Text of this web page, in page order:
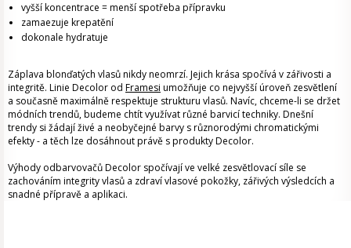
vyšší koncentrace = menší spotřeba přípravku
zamaezuje krepatění
dokonale hydratuje
Záplava blonďatých vlasů nikdy neomrzí. Jejich krása spočívá v zářivosti a
integritě. Linie Decolor od Framesi umožňuje co nejvyšší úroveň zesvětlení
a současně maximálně respektuje strukturu vlasů. Navíc, chceme-li se držet
módních trendů, budeme chtít využívat různé barvicí techniky. Dnešní
trendy si žádají živé a neobyčejné barvy s různorodými chromatickými
efekty - a těch lze dosáhnout právě s produkty Decolor.
Výhody odbarvovačů Decolor spočívají ve velké zesvětlovací síle se
zachováním integrity vlasů a zdraví vlasové pokožky, zářivých výsledcích a
snadné přípravě a aplikaci.